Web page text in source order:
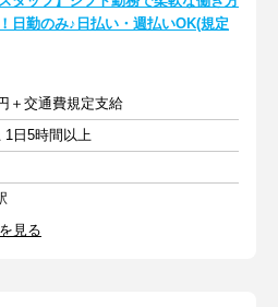
日勤のみ♪日払い・週払いOK(規定
＋交通費規定支給
1日5時間以上
見る